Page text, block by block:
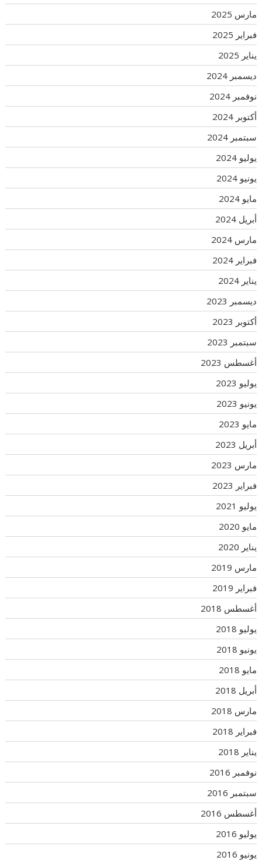
مارس 2025
فبراير 2025
يناير 2025
ديسمبر 2024
نوفمبر 2024
أكتوبر 2024
سبتمبر 2024
يوليو 2024
يونيو 2024
مايو 2024
أبريل 2024
مارس 2024
فبراير 2024
يناير 2024
ديسمبر 2023
أكتوبر 2023
سبتمبر 2023
أغسطس 2023
يوليو 2023
يونيو 2023
مايو 2023
أبريل 2023
مارس 2023
فبراير 2023
يوليو 2021
مايو 2020
يناير 2020
مارس 2019
فبراير 2019
أغسطس 2018
يوليو 2018
يونيو 2018
مايو 2018
أبريل 2018
مارس 2018
فبراير 2018
يناير 2018
نوفمبر 2016
سبتمبر 2016
أغسطس 2016
يوليو 2016
يونيو 2016